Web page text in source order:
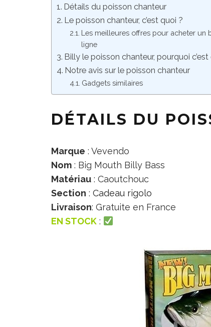
Détails du poisson chanteur
Le poisson chanteur, c’est quoi ?
Les meilleures offres pour acheter un
ligne
Billy le poisson chanteur, pourquoi
Notre avis sur le poisson chanteur
Gadgets similaires
DÉTAILS DU
Marque : Vevendo
Nom : Big Mouth Billy Bass
Matériau : Caoutchouc
Section : Cadeau rigolo
Livraison: Gratuite en France
EN STOCK :